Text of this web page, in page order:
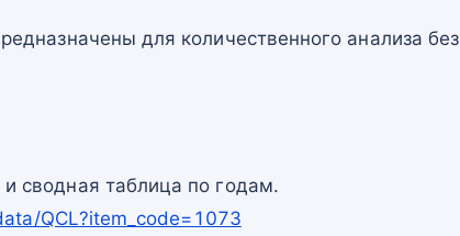
для количественного анализа без
сводная таблица по годам.
QCL?item_code=1073